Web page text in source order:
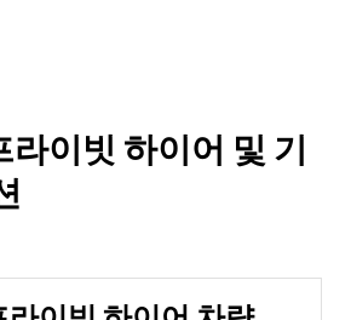
이빗 하이어 및 기